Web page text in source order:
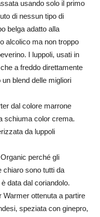
usando solo il primo
di nessun tipo di
belga adatto alla
alcolico ma non troppo
I luppoli, usati in
a freddo direttamente
blend delle migliori
dal colore marrone
schiuma color crema.
da luppoli
perché gli
chiaro sono tutti da
data dal coriandolo.
Warmer ottenuta a partire
speziata con ginepro,